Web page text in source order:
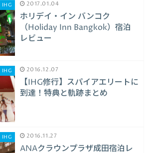
IHG 2017.01.04
ホリデイ・イン バンコク
（Holiday Inn Bangkok）宿泊
レビュー
IHG 2016.12.07
【IHG修行】スパイアエリートに
到達！特典と軌跡まとめ
IHG 2016.11.27
ANAクラウンプラザ成田宿泊レ